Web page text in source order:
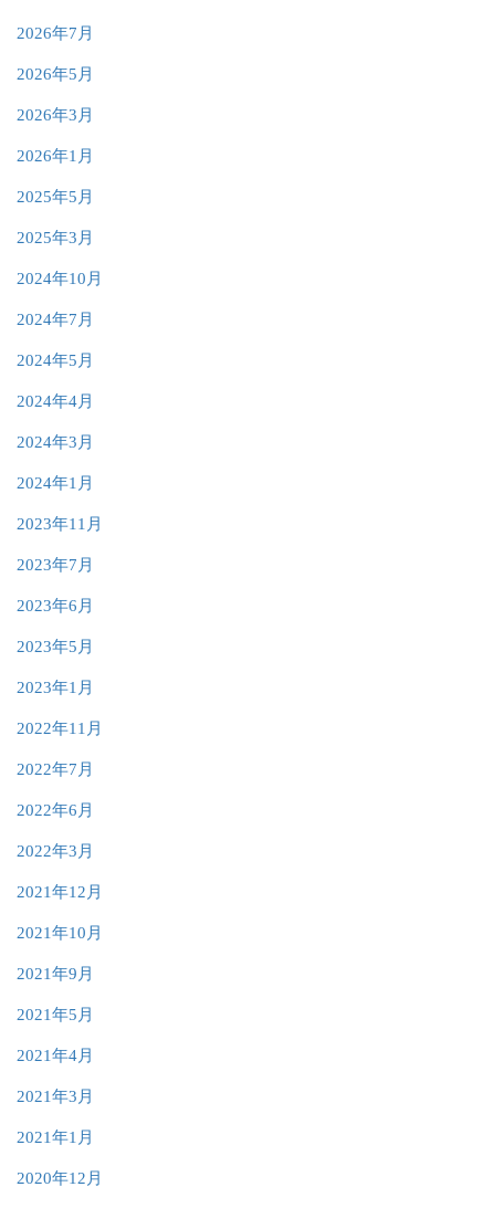
2026年7月
2026年5月
2026年3月
2026年1月
2025年5月
2025年3月
2024年10月
2024年7月
2024年5月
2024年4月
2024年3月
2024年1月
2023年11月
2023年7月
2023年6月
2023年5月
2023年1月
2022年11月
2022年7月
2022年6月
2022年3月
2021年12月
2021年10月
2021年9月
2021年5月
2021年4月
2021年3月
2021年1月
2020年12月